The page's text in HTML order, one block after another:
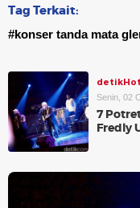
Tag Terkait:
#konser tanda mata
detikHot
Senin, 02
7
Fredly